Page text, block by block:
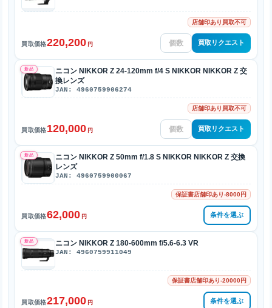
店舗印あり買取不可
買取価格220,200 円 買取リクエスト
新品
ニコン NIKKOR Z 24-120mm f/4 S NIKKOR NIKKOR Z 交
換レンズ
JAN: 4960759906274
店舗印あり買取不可
買取価格120,000 円 買取リクエスト
新品
ニコン NIKKOR Z 50mm f/1.8 S NIKKOR NIKKOR Z 交換
レンズ
JAN: 4960759900067
保証書店舗印あり-8000円
買取価格62,000 円 条件を選ぶ
新品 ニコン NIKKOR Z 180-600mm f/5.6-6.3 VR
JAN: 4960759911049
保証書店舗印あり-20000円
買取価格217,000 円 条件を選ぶ